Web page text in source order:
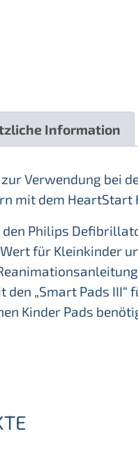
Information
Verwendung bei
mit dem HeartStart
Philips
für Kleinkinder
„Smart Pads III“
Kinder Pads